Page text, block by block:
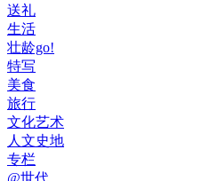
送礼
生活
壮龄go!
特写
美食
旅行
文化艺术
人文史地
专栏
@世代